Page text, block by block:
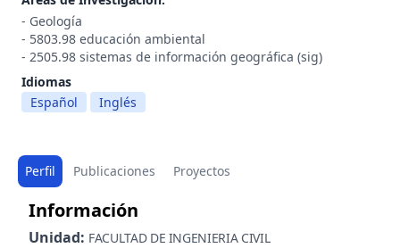
- Geología
- 5803.98 educación ambiental
- 2505.98 sistemas de información geográfica (sig)
Idiomas
Español
Inglés
Perfil Publicaciones Proyectos
Información
Unidad: FACULTAD DE INGENIERIA CIVIL